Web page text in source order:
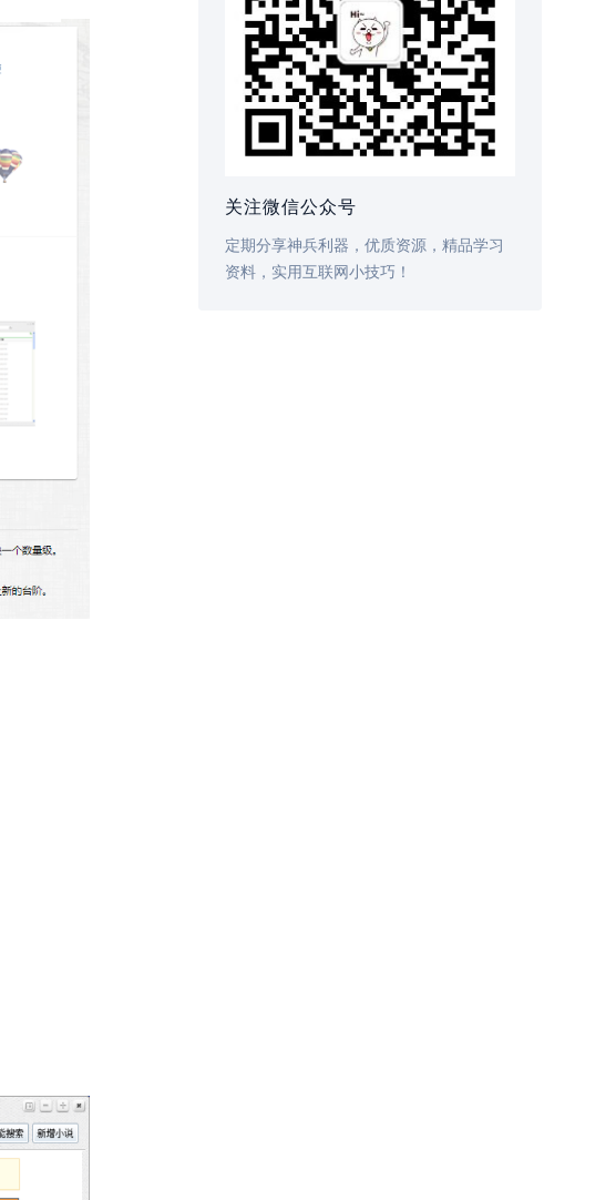
关注微信公众号
定期分享神兵利器，优质资源，精品学习
资料，实用互联网小技巧！